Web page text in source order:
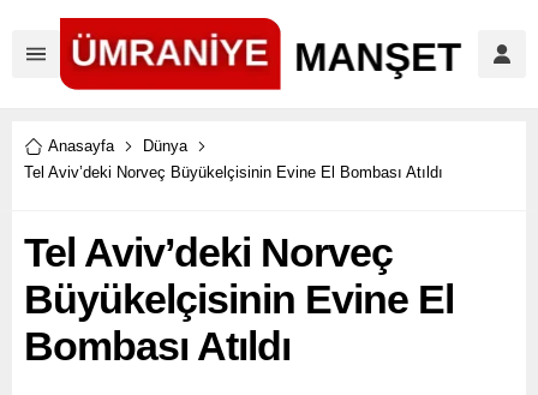
Anasayfa
Dünya
Tel Aviv’deki Norveç Büyükelçisinin Evine El Bombası Atıldı
Tel Aviv’deki Norveç
Büyükelçisinin Evine El
Bombası Atıldı